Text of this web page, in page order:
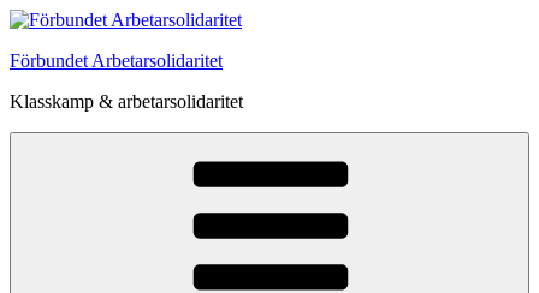
Hoppa
innehåll
Förbundet Arbetarsolidaritet
Klasskamp & arbetarsolidaritet